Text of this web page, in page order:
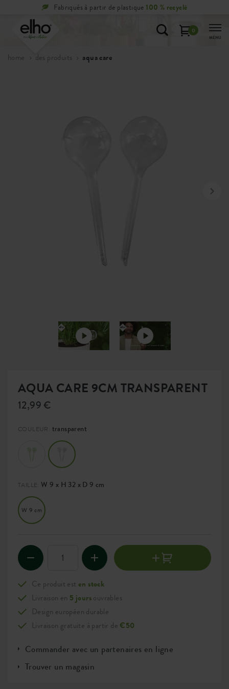
Fabriqués à partir de plastique100 % recyclé
0
MENU
home des produits aqua care
AQUA CARE 9CM TRANSPARENT
12,99 €
COULEUR: transparent
TAILLE: W 9 x H 32 x D 9 cm
W 9 cm
Ce produit est en stock
Livraison en 5 joursouvrables
Design européen durable
Livraison gratuite à partir de€50
Commander avec un partenaires en ligne
Trouver un magasin